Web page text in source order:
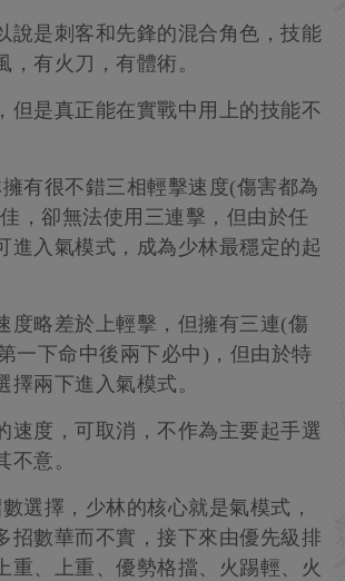
說是刺客和先鋒的混合角色，技能
，有火刀，有體術。
但是真正能在實戰中用上的技能不
有很不錯三相輕擊速度(傷害都為
，卻無法使用三連擊，但由於任
進入氣模式，成為少林最穩定的起
度略差於上輕擊，但擁有三連(傷
一下命中後兩下必中)，但由於特
擇兩下進入氣模式。
速度，可取消，不作為主要起手選
不意。
選擇，少林的核心就是氣模式，
招數華而不實，接下來由優先級排
重、上重、優勢格擋、火踢輕、火